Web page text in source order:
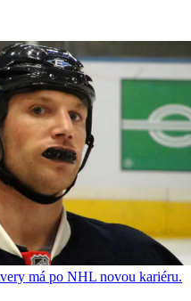
má po NHL novou kariéru.